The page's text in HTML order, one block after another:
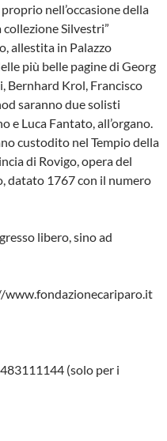
nell’occasione della
Silvestri”
allestita in Palazzo
più belle pagine di Georg
Bernhard Krol, Francisco
saranno due solisti
e Luca Fantato, all’organo.
custodito nel Tempio della
di Rovigo, opera del
datato 1767 con il numero
libero, sino ad
www.fondazionecariparo.it
(solo per i